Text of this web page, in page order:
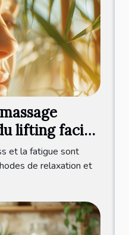
lifting facial
et la fatigue sont
de relaxation et